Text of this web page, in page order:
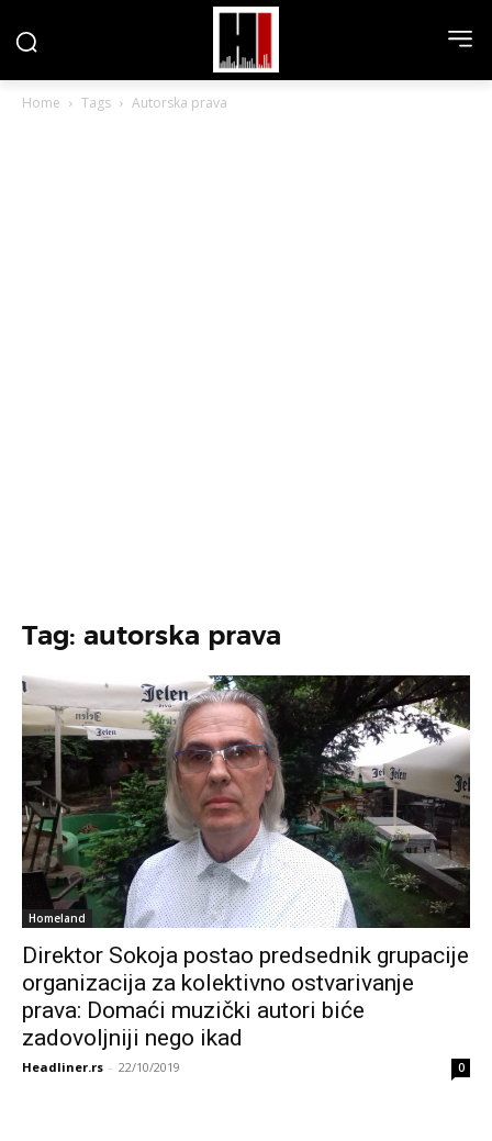
Home Tags Autorska prava
Tag: autorska prava
Homeland
Direktor Sokoja postao predsednik grupacije
organizacija za kolektivno ostvarivanje
prava: Domaći muzički autori biće
zadovoljniji nego ikad
Headliner.rs - 22/10/2019 0